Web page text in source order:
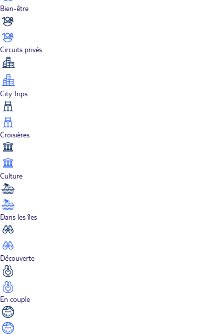
Bien-être
Circuits privés
City Trips
Croisières
Culture
Dans les îles
Découverte
En couple